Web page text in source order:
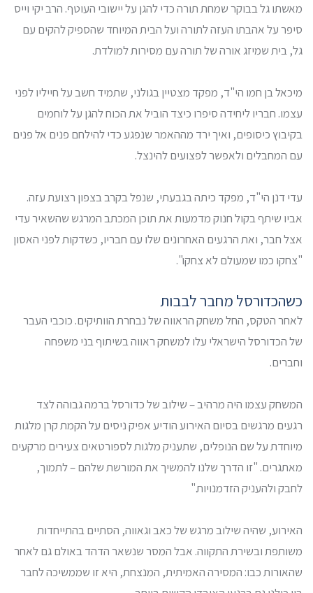
מאשתו גל בבוקר שמחת תורה כדי להגן על יישובי העוטף. הרב יקי וייס
סיפר על אהבתו העזה לתורה ועל הבית המיוחד שהספיק להקים עם
גל, בית שמיזג אורה של תורה עם מסירות למולדת.
מיכאל בן חמו הי"ד, מפקד מצטיין בגולני, שתמיד חשב על חייליו לפני
עצמו. חבריו ליחידה סיפרו כיצד הוביל את הכוח להגן על לוחמים
בקיבוץ כיסופים, ואיך ירד מההאמר שנפגע כדי להילחם פנים אל פנים
עם המחבלים ולאפשר לפצועים להינצל.
עדי דנן הי"ד, מפקד כיתה בגבעתי, שנפל בקרב בצפון רצועת עזה.
אביו שיתף בקול חנוק מדמעות את תוכן המכתב המרגש שהשאיר עדי
אצל חבר, ואת הרגעים האחרונים שלו עם חבריו, כשדקות לפני האסון
"צחקו כמו שמעולם לא צחקו".
כשהכדורסל מחבר לבבות
לאחר הטקס, החל משחק הראווה של נבחרת הוותיקים. כוכבי העבר
של הכדורסל הישראלי עלו למשחק ראווה בשיתוף בני משפחה
וחברים.
המשחק עצמו היה מרהיב – שילוב של כדורסל ברמה גבוהה לצד
רגעים מרגשים בסיום האירוע הודיע אפיק ניסים על הקמת קרן מלגות
מיוחדת על שם הנופלים, שתעניק מלגות לספורטאים צעירים מרקעים
מאתגרים. "זו הדרך שלנו להמשיך את המורשת שלהם – לתמוך,
לחבק ולהעניק הזדמנויות."
האירוע, שהיה שילוב מרגש של כאב וגאווה, הסתיים בהתייחדות
משותפת ובשירת התקווה. אבל המסר שנשאר הדהד באולם גם לאחר
שהאורות כבו: המסירה האמיתית, המנצחת, היא זו שממשיכה לחבר